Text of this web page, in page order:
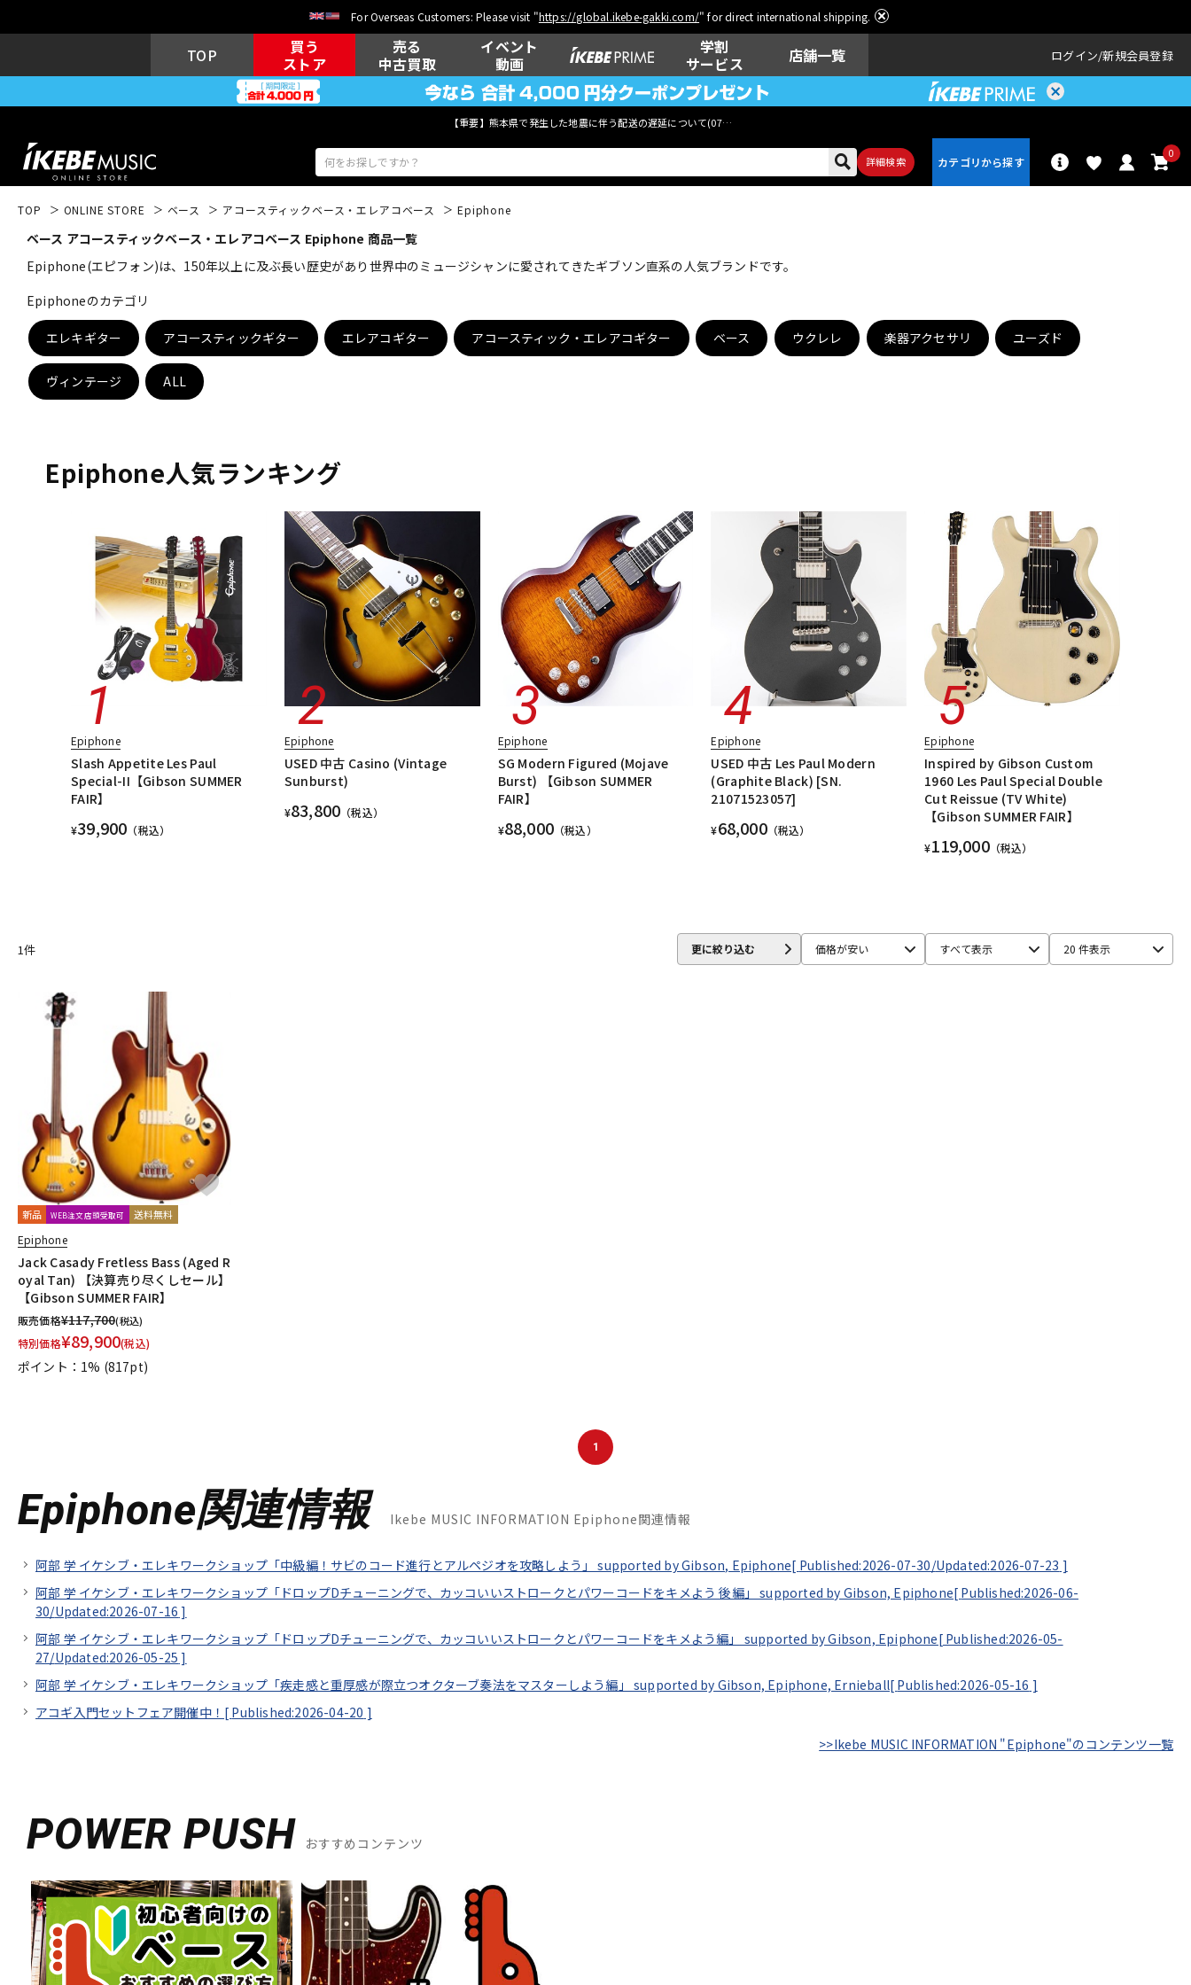
For Overseas Customers: Please visit "https://global.ikebe-gakki.com/" for direct international shipping.
TOP
買う
ストア
売る
中古買取
イベント
動画
学割
サービス
店舗一覧 ログイン 新規会員登録
【重要】熊本県で発生した地震に伴う配送の遅延について(07月29日
詳細検索
0
エレキギター アコギ/エレ
アコ
キーボード 電子ピアノ 管楽器 その他楽器 アンプ エフェクター
TOP ONLINE STORE ベース アコースティックベース・エレアコベース Epiphone
ベース アコースティックベース・エレアコベース Epiphone 商品一覧
Epiphone(エピフォン)は、150年以上に及ぶ長い歴史があり世界中のミュージシャンに愛されてきたギブソン直系の人気ブランドです。
Epiphoneのカテゴリ
エレキギター アコースティックギター エレアコギター アコースティック・エレアコギター ベース ウクレレ 楽器アクセサリ ユーズド
ヴィンテージ ALL
Epiphone人気ランキング
Epiphone
Slash Appetite Les Paul
Special-II【Gibson SUMMER
FAIR】
¥39,900 （税込）
Epiphone
USED 中古 Casino (Vintage
Sunburst)
¥83,800 （税込）
Epiphone
SG Modern Figured (Mojave
Burst) 【Gibson SUMMER
FAIR】
¥88,000 （税込）
Epiphone
USED 中古 Les Paul Modern
(Graphite Black) [SN.
21071523057]
¥68,000（税込）
Epiphone
Inspired by Gibson Custom
1960 Les Paul Special Double
Cut Reissue (TV White)
【Gibson SUMMER FAIR】
¥119,000（税込）
1件 更に絞り込む 価格が安い すべて表示 20 件表示
新品 WEB注文店頭受取可 送料無料
Epiphone
Jack Casady Fretless Bass (Aged R
oyal Tan) 【決算売り尽くしセール】
【Gibson SUMMER FAIR】
販売価格¥117,700(税込)
特別価格¥89,900(税込)
ポイント：1% (817pt)
1
Epiphone関連情報 Ikebe MUSIC INFORMATION Epiphone関連情報
阿部 学 イケシブ・エレキワークショップ「中級編！サビのコード進行とアルペジオを攻略しよう」 supported by Gibson, Epiphone[ Published:2026-07-30/Updated:2026-07-23 ]
阿部 学 イケシブ・エレキワークショップ「ドロップDチューニングで、カッコいいストロークとパワーコードをキメよう 後編」 supported by Gibson, Epiphone[ Published:2026-06-
30/Updated:2026-07-16 ]
阿部 学 イケシブ・エレキワークショップ「ドロップDチューニングで、カッコいいストロークとパワーコードをキメよう編」 supported by Gibson, Epiphone[ Published:2026-05-
27/Updated:2026-05-25 ]
阿部 学 イケシブ・エレキワークショップ「疾走感と重厚感が際立つオクターブ奏法をマスターしよう編」 supported by Gibson, Epiphone, Ernieball[ Published:2026-05-16 ]
アコギ入門セットフェア開催中！[ Published:2026-04-20 ]
>>Ikebe MUSIC INFORMATION "Epiphone"のコンテンツ一覧
POWER PUSH おすすめコンテンツ